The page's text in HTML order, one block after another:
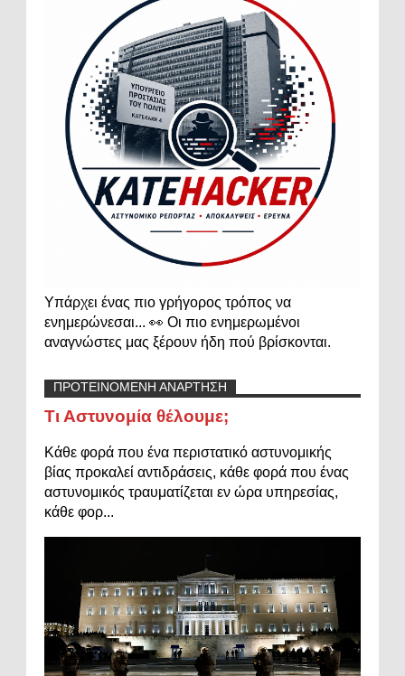
Υπάρχει ένας πιο γρήγορος τρόπος να
ενημερώνεσαι... 👀 Οι πιο ενημερωμένοι
αναγνώστες μας ξέρουν ήδη πού βρίσκονται.
ΠΡΟΤΕΙΝΟΜΕΝΗ ΑΝΑΡΤΗΣΗ
Τι Αστυνομία θέλουμε;
Κάθε φορά που ένα περιστατικό αστυνομικής
βίας προκαλεί αντιδράσεις, κάθε φορά που ένας
αστυνομικός τραυματίζεται εν ώρα υπηρεσίας,
κάθε φορ...